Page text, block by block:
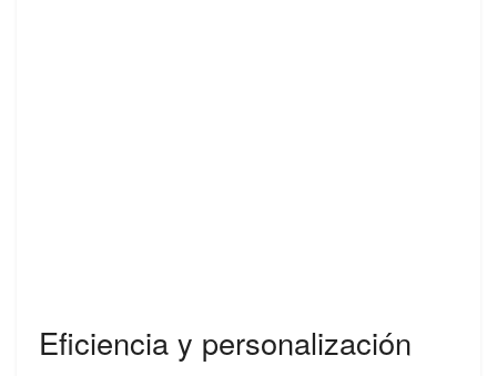
Eficiencia y personalización